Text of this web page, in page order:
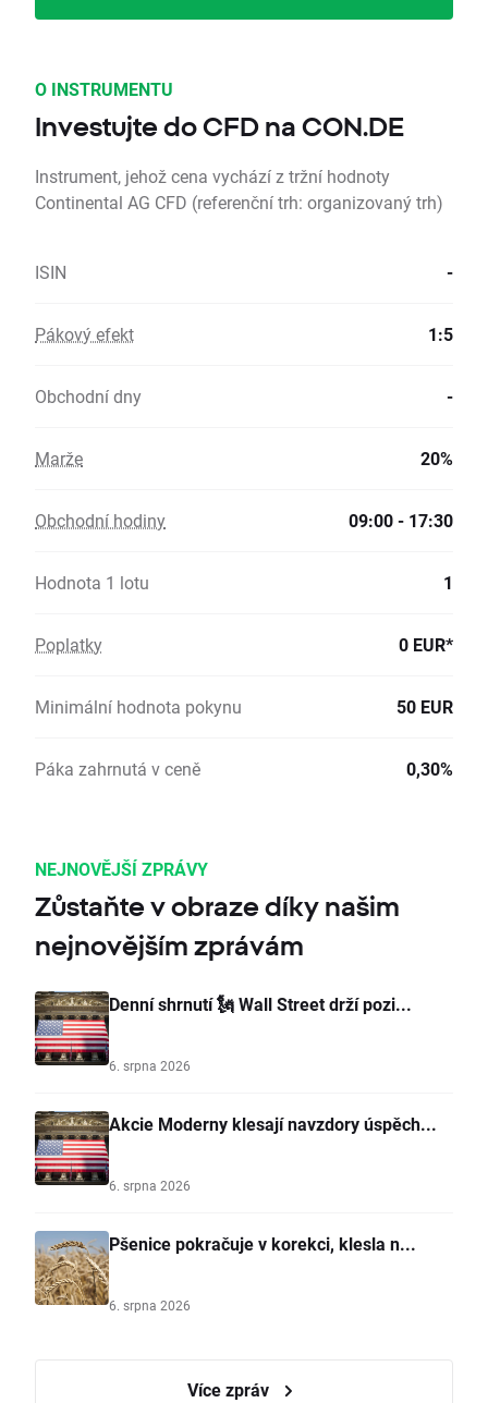
O INSTRUMENTU
Investujte do CFD na CON.DE
Instrument, jehož cena vychází z tržní hodnoty
Continental AG CFD (referenční trh: organizovaný trh)
ISIN -
Pákový efekt 1:5
Obchodní dny -
Marže 20%
Obchodní hodiny 09:00 - 17:30
Hodnota 1 lotu 1
Poplatky 0 EUR*
Minimální hodnota pokynu 50 EUR
Páka zahrnutá v ceně 0,30%
NEJNOVĚJŠÍ ZPRÁVY
Zůstaňte v obraze díky našim
nejnovějším zprávám
Denní shrnutí 🗽 Wall Street drží pozi...
6. srpna 2026
Akcie Moderny klesají navzdory úspěch...
6. srpna 2026
Pšenice pokračuje v korekci, klesla n...
6. srpna 2026
Více zpráv